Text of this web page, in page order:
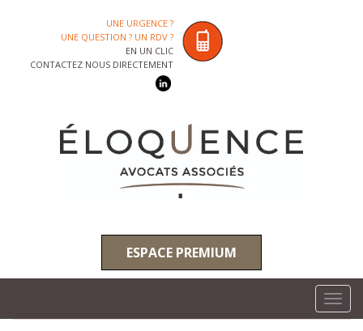
UNE URGENCE ?
UNE QUESTION ? UN RDV ?
EN UN CLIC
CONTACTEZ NOUS DIRECTEMENT
ESPACE PREMIUM